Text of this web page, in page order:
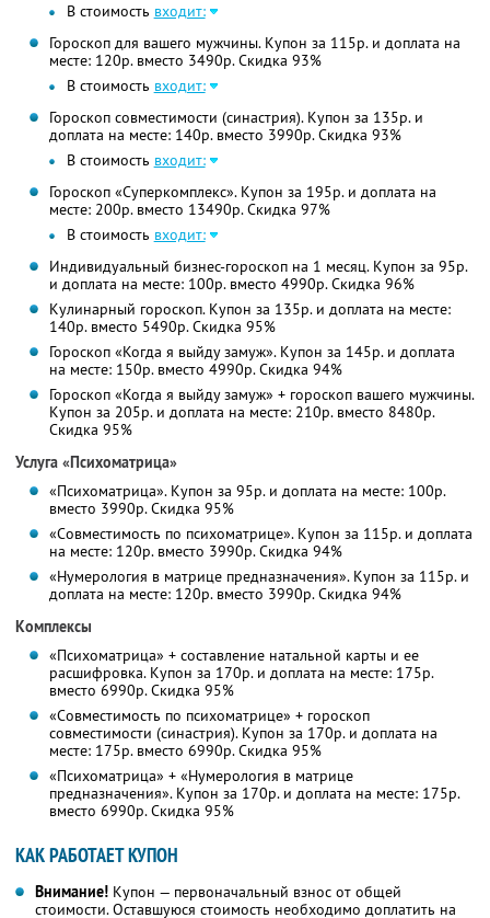
В стоимость входит:
Гороскоп для вашего мужчины. Купон за 115р. и доплата на
месте: 120р. вместо 3490р. Скидка 93%
В стоимость входит:
Гороскоп совместимости (синастрия). Купон за 135р. и
доплата на месте: 140р. вместо 3990р. Скидка 93%
В стоимость входит:
Гороскоп «Суперкомплекс». Купон за 195р. и доплата на
месте: 200р. вместо 13490р. Скидка 97%
В стоимость входит:
Индивидуальный бизнес-гороскоп на 1 месяц. Купон за 95р.
и доплата на месте: 100р. вместо 4990р. Скидка 96%
Кулинарный гороскоп. Купон за 135р. и доплата на месте:
140р. вместо 5490р. Скидка 95%
Гороскоп «Когда я выйду замуж». Купон за 145р. и доплата
на месте: 150р. вместо 4990р. Скидка 94%
Гороскоп «Когда я выйду замуж» + гороскоп вашего мужчины.
Купон за 205р. и доплата на месте: 210р. вместо 8480р.
Скидка 95%
Услуга «Психоматрица»
«Психоматрица». Купон за 95р. и доплата на месте: 100р.
вместо 3990р. Скидка 95%
«Совместимость по психоматрице». Купон за 115р. и доплата
на месте: 120р. вместо 3990р. Скидка 94%
«Нумерология в матрице предназначения». Купон за 115р. и
доплата на месте: 120р. вместо 3990р. Скидка 94%
Комплексы
«Психоматрица» + составление натальной карты и ее
расшифровка. Купон за 170р. и доплата на месте: 175р.
вместо 6990р. Скидка 95%
«Совместимость по психоматрице» + гороскоп
совместимости (синастрия). Купон за 170р. и доплата на
месте: 175р. вместо 6990р. Скидка 95%
«Психоматрица» + «Нумерология в матрице
предназначения». Купон за 170р. и доплата на месте: 175р.
вместо 6990р. Скидка 95%
КАК РАБОТАЕТ КУПОН
Внимание! Купон — первоначальный взнос от общей
стоимости. Оставшуюся стоимость необходимо доплатить на